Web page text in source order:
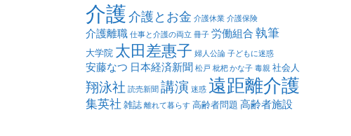
介護介護とお金 介護休業 介護保険
介護離職 仕事と介護の両立 冊子 労働組合 執筆
大学院 太田差惠子 婦人公論 子どもに迷惑
安藤なつ 日本経済新聞 松戸 枇杷 かな子 毒親 社会人
翔泳社 読売新聞 講演 迷惑 遠距離介護
集英社 雑誌 離れて暮らす 高齢者問題 高齢者施設